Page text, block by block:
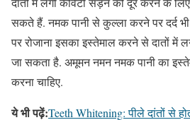
सकते हैं. नमक पानी से कुल्ला करने पर दर्द भी
पर रोजाना इसका इस्तेमाल करने से दातों में
जा सकता है. अमूमन नमन नमक पानी का
करना चाहिए.
ये भी पढ़ें:Teeth Whitening: पीले दांतों से